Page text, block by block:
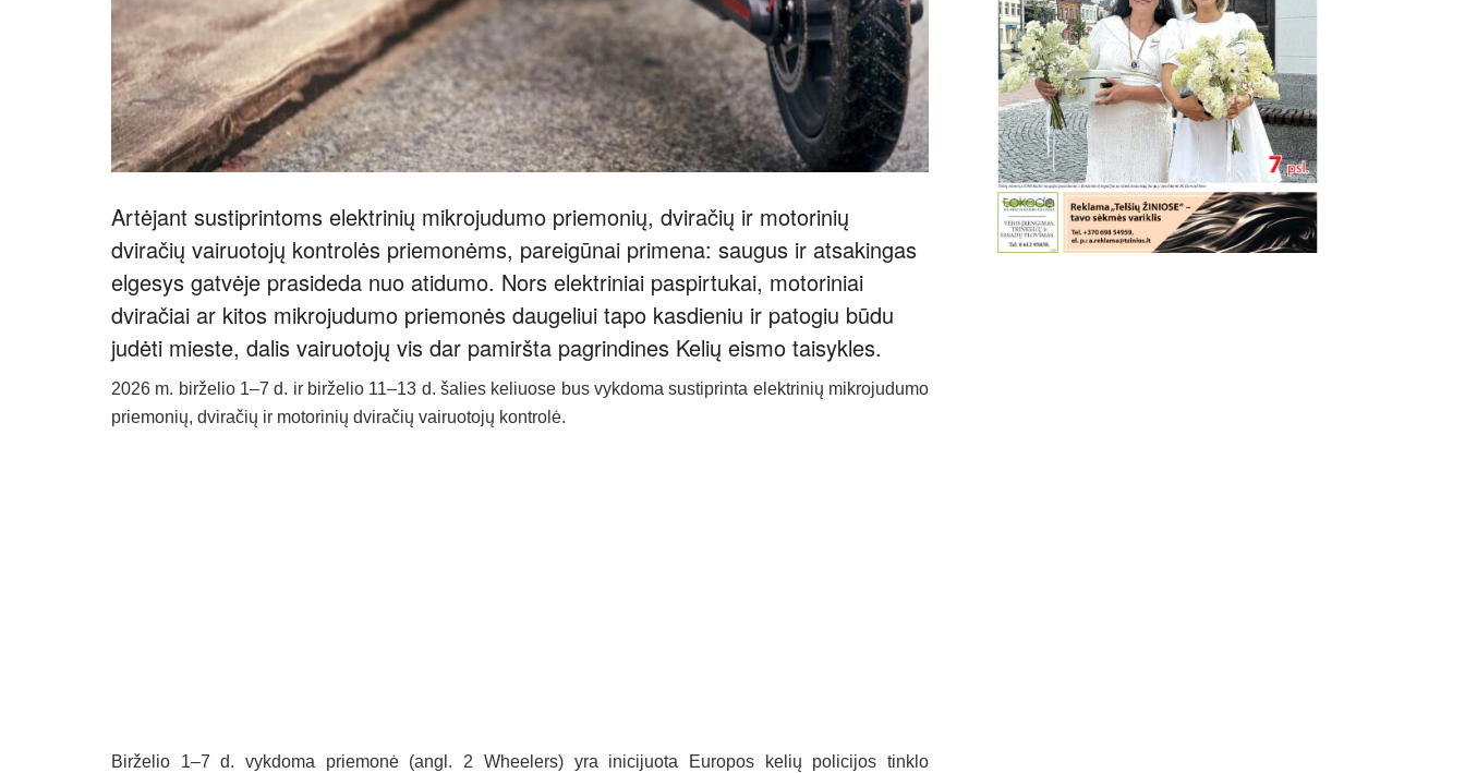
Artėjant sustiprintoms elektrinių mikrojudumo priemonių, dviračių ir motorinių
dviračių vairuotojų kontrolės priemonėms, pareigūnai primena: saugus ir atsakingas
elgesys gatvėje prasideda nuo atidumo. Nors elektriniai paspirtukai, motoriniai
dviračiai ar kitos mikrojudumo priemonės daugeliui tapo kasdieniu ir patogiu būdu
judėti mieste, dalis vairuotojų vis dar pamiršta pagrindines Kelių eismo taisykles.
2026 m. birželio 1–7 d. ir birželio 11–13 d. šalies keliuose bus vykdoma sustiprinta elektrinių mikrojudumo
priemonių, dviračių ir motorinių dviračių vairuotojų kontrolė.
Birželio 1–7 d. vykdoma priemonė (angl. 2 Wheelers) yra inicijuota Europos kelių policijos tinklo